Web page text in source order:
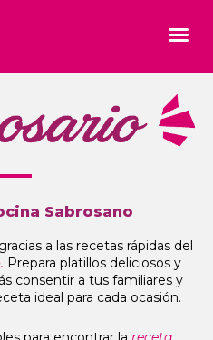
Sabrosano
a las recetas rápidas del
Prepara platillos deliciosos y
consentir a tus familiares y
ideal para cada ocasión.